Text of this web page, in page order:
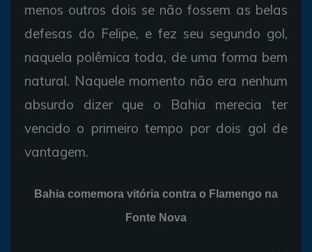
menos outros dois se não fossem as belas
defesas do Felipe, e fez seu segundo gol,
naquela polêmica toda, de uma forma bem
natural. Naquele momento não era nenhum
absurdo dizer que o Bahia merecia ter
vencido o primeiro tempo por dois gol de
vantagem.
Bahia comemora vitória contra o Flamengo na
Fonte Nova